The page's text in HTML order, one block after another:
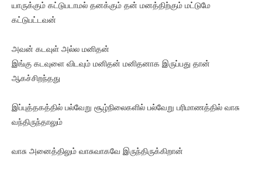
யாருக்கும் கட்டுபடாமல் தனக்கும் தன் மனத்திற்கும் மட்டுமே
கட்டுபட்டவன்
அவன் கடவுள் அல்ல மனிதன்
இங்கு கடவுளை விடவும் மனிதன் மனிதனாக இருப்பது தான்
ஆகச்சிறந்தது
இப்புத்தகத்தில் பல்வேறு சூழ்நிலைகளில் பல்வேறு பரிமாணத்தில் வாசு
வந்திருந்தாலும்
வாசு அனைத்திலும் வாசுவாகவே இருந்திருக்கிறான்